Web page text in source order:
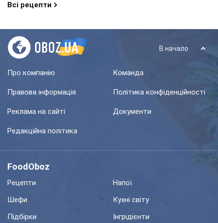
Всі рецепти
В начало
Про компанію Команда
Правова інформація Політика конфіденційності
Реклама на сайті Документи
Редакційна політика
FoodOboz
Рецепти
Напої
Шефи
Кухні світу
Підбірки
Інгрідієнти